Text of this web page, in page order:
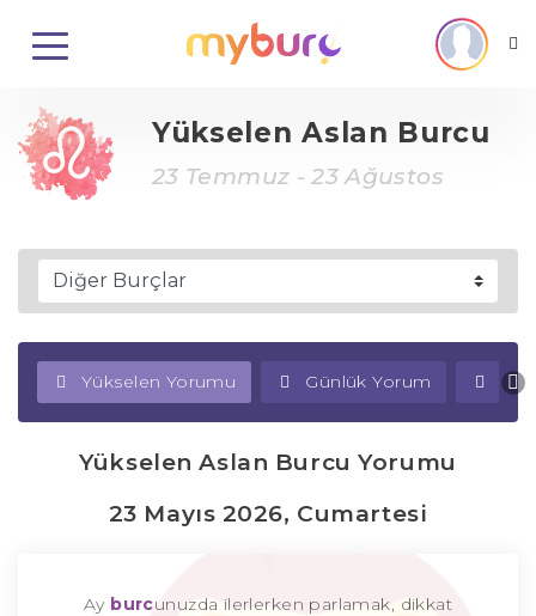
Yükselen Aslan Burcu
23 Temmuz - 23 Ağustos
Yükselen Yorumu Günlük Yorum
Yükselen Aslan Burcu Yorumu
23 Mayıs 2026, Cumartesi
Ay burcunuzda ilerlerken parlamak, dikkat